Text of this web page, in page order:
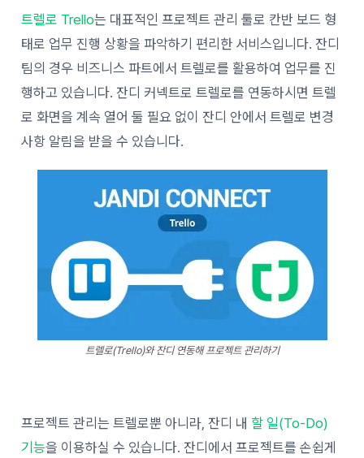
트렐로 Trello는 대표적인 프로젝트 관리 툴로 칸반 보드 형
태로 업무 진행 상황을 파악하기 편리한 서비스입니다. 잔디
팀의 경우 비즈니스 파트에서 트렐로를 활용하여 업무를 진
행하고 있습니다. 잔디 커넥트로 트렐로를 연동하시면 트렐
로 화면을 계속 열어 둘 필요 없이 잔디 안에서 트렐로 변경
사항 알림을 받을 수 있습니다.
트렐로(Trello)와 잔디 연동해 프로젝트 관리하기
프로젝트 관리는 트렐로뿐 아니라, 잔디 내 할 일(To-Do)
기능을 이용하실 수 있습니다. 잔디에서 프로젝트를 손쉽게